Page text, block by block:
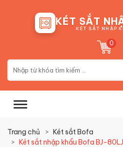
KÉT SẮT
KÉT SẮT NHẬP
0
Trang chủ
Két sắt Bofa
Két sắt nhập khẩu Bofa BJ-